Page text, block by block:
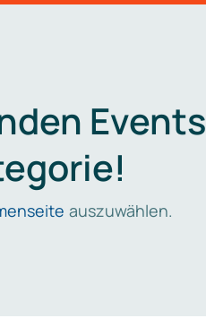
Events
auszuwählen.